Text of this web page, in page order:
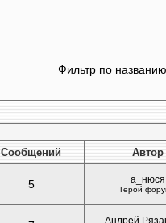
Фильтр по
Cообщений Автор
5 а_нюся
Герой
Андрей